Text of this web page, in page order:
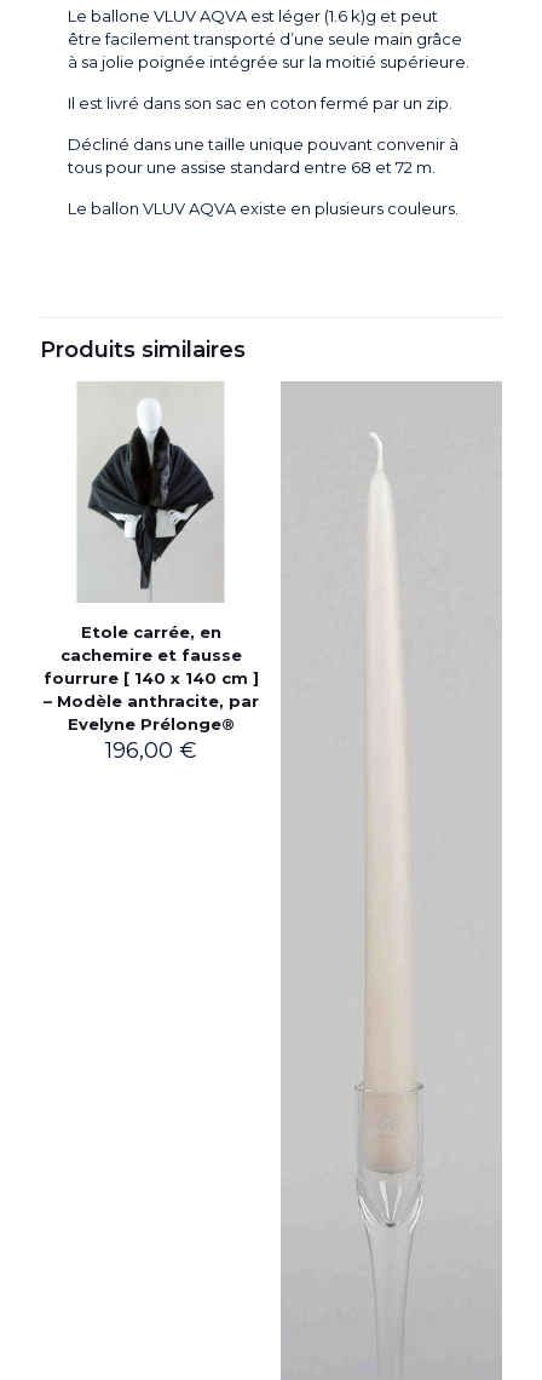
Le ballone VLUV AQVA est léger (1.6 k)g et peut
être facilement transporté d’une seule main grâce
à sa jolie poignée intégrée sur la moitié supérieure.
Il est livré dans son sac en coton fermé par un zip.
Décliné dans une taille unique pouvant convenir à
tous pour une assise standard entre 68 et 72 m.
Le ballon VLUV AQVA existe en plusieurs couleurs.
Produits similaires
Etole carrée, en
cachemire et fausse
fourrure [ 140 x 140 cm ]
– Modèle anthracite, par
Evelyne Prélonge®
196,00 €